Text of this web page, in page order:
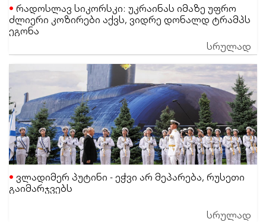
რადოსლავ სიკორსკი: უკრაინას იმაზე უფრო
ძლიერი კოზირები აქვს, ვიდრე დონალდ ტრამპს
ეგონა
სრულად
ვლადიმერ პუტინი - ეჭვი არ მეპარება, რუსეთი
გაიმარჯვებს
სრულად